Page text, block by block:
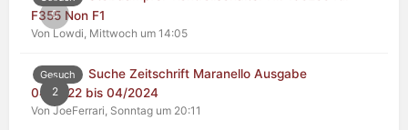
0
F355 Non F1
Von Lowdi, Mittwoch um 14:05
2
Gesuch
Suche Zeitschrift Maranello Ausgabe
04/2022 bis 04/2024
Von JoeFerrari, Sonntag um 20:11